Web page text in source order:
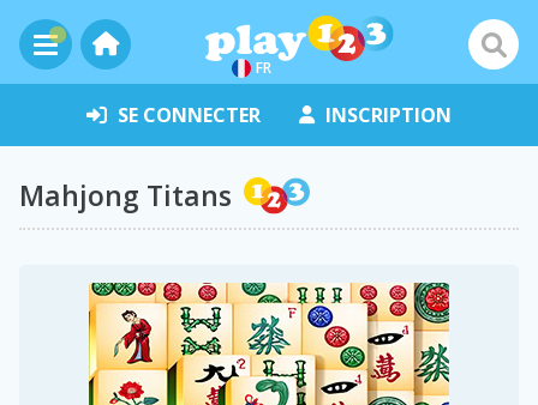
FR
SE CONNECTER INSCRIPTION
Mahjong Titans